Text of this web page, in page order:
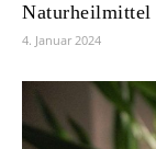
4. Januar 2024